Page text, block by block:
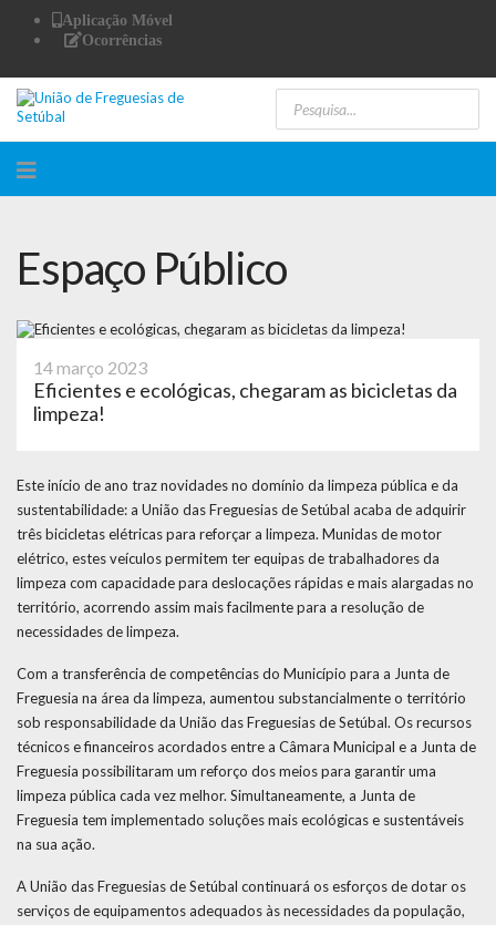
Aplicação Móvel
Ocorrências
Espaço Público
14 março 2023
Eficientes e ecológicas, chegaram as bicicletas da
limpeza!
Este início de ano traz novidades no domínio da limpeza pública e da
sustentabilidade: a União das Freguesias de Setúbal acaba de adquirir
três bicicletas elétricas para reforçar a limpeza. Munidas de motor
elétrico, estes veículos permitem ter equipas de trabalhadores da
limpeza com capacidade para deslocações rápidas e mais alargadas no
território, acorrendo assim mais facilmente para a resolução de
necessidades de limpeza.
Com a transferência de competências do Município para a Junta de
Freguesia na área da limpeza, aumentou substancialmente o território
sob responsabilidade da União das Freguesias de Setúbal. Os recursos
técnicos e financeiros acordados entre a Câmara Municipal e a Junta de
Freguesia possibilitaram um reforço dos meios para garantir uma
limpeza pública cada vez melhor. Simultaneamente, a Junta de
Freguesia tem implementado soluções mais ecológicas e sustentáveis
na sua ação.
A União das Freguesias de Setúbal continuará os esforços de dotar os
serviços de equipamentos adequados às necessidades da população,